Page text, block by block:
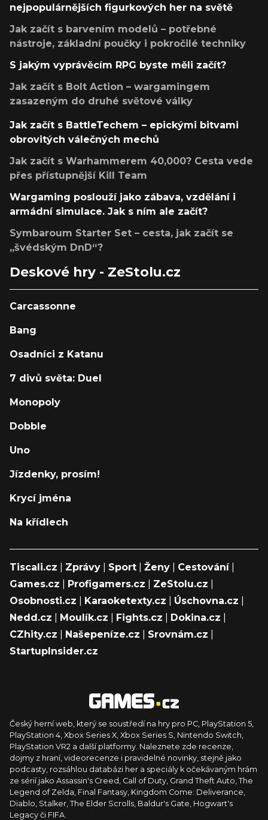
nejpopulárnějších figurkových her na světě
Jak začít s barvením modelů – potřebné
nástroje, základní poučky i pokročilé techniky
S jakým vyprávěcím RPG byste měli začít?
Jak začít s Bolt Action – wargamingem
zasazeným do druhé světové války
Jak začít s BattleTechem – epickými bitvami
obrovitých válečných mechů
Jak začít s Warhammerem 40,000? Cesta vede
přes přístupnější Kill Team
Wargaming poslouží jako zábava, vzdělání i
armádní simulace. Jak s ním ale začít?
Symbaroum Starter Set – cesta, jak začít se
„švédským DnD“?
Deskové hry - ZeStolu.cz
Carcassonne
Bang
Osadníci z Katanu
7 divů světa: Duel
Monopoly
Dobble
Uno
Jízdenky, prosím!
Krycí jména
Na křídlech
Tiscali.cz Zprávy Sport Ženy Cestování|
Games.cz
Profigamers.cz ZeStolu.cz
Osobnosti.cz
Karaoketexty.cz Úschovna.cz
Nedd.cz
Moulík.cz Fights.cz Dokina.cz
CZhity.cz
Našepeníze.cz Srovnám.cz
StartupInsider.cz
Český herní web, který se soustředí na hry pro PC, PlayStation 5,
PlayStation 4, Xbox Series X, Xbox Series S, Nintendo Switch,
PlayStation VR2 a další platformy. Naleznete zde recenze,
dojmy z hraní, videorecenze i pravidelné novinky, stejně jako
podcasty, rozsáhlou databázi her a speciály k očekávaným hrám
ze sérií jako Assassin's Creed, Call of Duty, Grand Theft Auto, The
Legend of Zelda, Final Fantasy, Kingdom Come: Deliverance,
Diablo, Stalker, The Elder Scrolls, Baldur's Gate, Hogwart's
Legacy či FIFA.